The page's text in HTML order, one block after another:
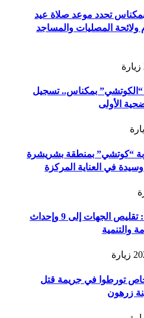
بمكناس تحدد موعد صلاة عيد
لعام 1447هـ/2026م ولائحة المصليات والمساجد
زيارة
بمكناس.. تسجيل
الأولى
“كوتشي” بمنطقة بشريشرة
في العناية المركزة
تقسيم ترابي جديد بالمغرب: تقليص الجهات إلى 9 وإحداث
والتنمية
زيارة
الأمن يوقف 3 أشخاص تورطوا في جريمة قتل
زرهون